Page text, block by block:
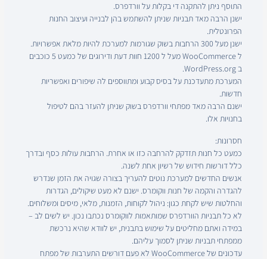
התוסף ניתן להתקנה די בקלות על וורדפרס.
ישנן הרבה מאד תבניות שניתן להשתמש בהן לבנייה ועיצוב החנות
הפרונטלית.
ישנן מעל 300 הרחבות בשוק שגורמות למערכת להיות מלאת אפשרויות.
ל WooCommerce מעל ל 1200 חוות דעת ודירוגים של כמעט 5 כוכבים
ב WordPress.org.
המערכת מתעדכנת על בסיס קבוע ומתווספים לה שיפורים ואפשריות
חדשות.
ישנם הרבה מאד מפתחי וורדפרס בשוק שניתן להעזר בהם לטיפול
בחנויות אלו.
חסרונות:
כמעט כל חנות תזדקק להרחבה כזו או אחרת. הרחבות עולות כסף ובדרך
כלל דורשות חידוש של רשיון אחת לשנה.
אנשים החדשים למערכת נוטים להעריך בצורה שגויה את הזמן שנדרש
להגדרה והקמה של חנות ווקומרס. ישנם לא מעט שיקולים, הגדרות
והחלטות שיש לקחת כגון: ניהול לקוחות, הזמנות, מלאי, מיסים ומשלוחים.
לא כל תבניות הוורדפרס שמותאמות לווקומרס נכתבו נכון. יש לשים לב –
במידה ואתם מחליטים על שימוש בתבנית, יש לוודא שהיא נרכשת
ממפתחי תבניות שניתן לסמוך עליהם.
עדכונים של WooCommerce לא פעם דורשים התערבות של מפתח